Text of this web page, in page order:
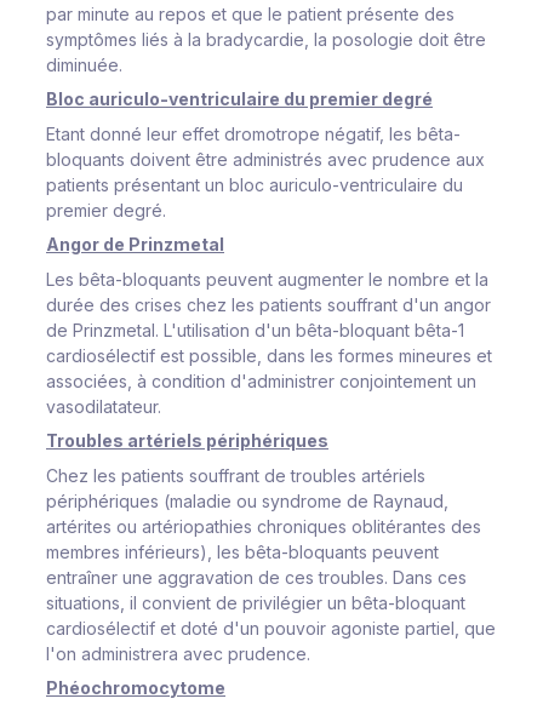
par minute au repos et que le patient présente des
symptômes liés à la bradycardie, la posologie doit être
diminuée.
Bloc auriculo-ventriculaire du premier degré
Etant donné leur effet dromotrope négatif, les bêta-
bloquants doivent être administrés avec prudence aux
patients présentant un bloc auriculo-ventriculaire du
premier degré.
Angor de Prinzmetal
Les bêta-bloquants peuvent augmenter le nombre et la
durée des crises chez les patients souffrant d'un angor
de Prinzmetal. L'utilisation d'un bêta-bloquant bêta-1
cardiosélectif est possible, dans les formes mineures et
associées, à condition d'administrer conjointement un
vasodilatateur.
Troubles artériels périphériques
Chez les patients souffrant de troubles artériels
périphériques (maladie ou syndrome de Raynaud,
artérites ou artériopathies chroniques oblitérantes des
membres inférieurs), les bêta-bloquants peuvent
entraîner une aggravation de ces troubles. Dans ces
situations, il convient de privilégier un bêta-bloquant
cardiosélectif et doté d'un pouvoir agoniste partiel, que
l'on administrera avec prudence.
Phéochromocytome